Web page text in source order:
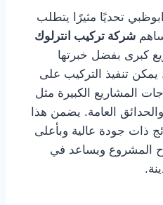
تحديًا مثيرًا يتطلب
شركة تركيب انترلوك
كبرى بفضل خبرتها
يمكن تنفيذ التركيب على
المشاريع الكبيرة مثل
العامة. يضمن هذا
ذات جودة عالية وبأعلى
المشروع ويساعد في